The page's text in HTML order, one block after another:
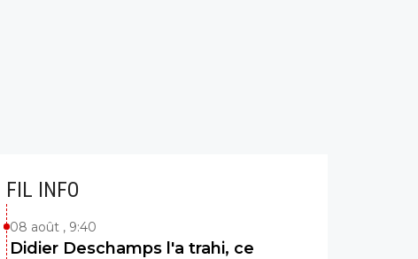
FIL INFO
08 août , 9:40
Didier Deschamps l'a trahi, ce